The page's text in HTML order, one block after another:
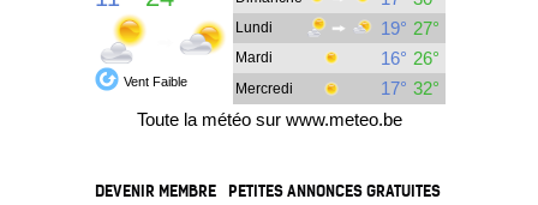
DEVENIR MEMBRE PETITES ANNONCES GRATUITES